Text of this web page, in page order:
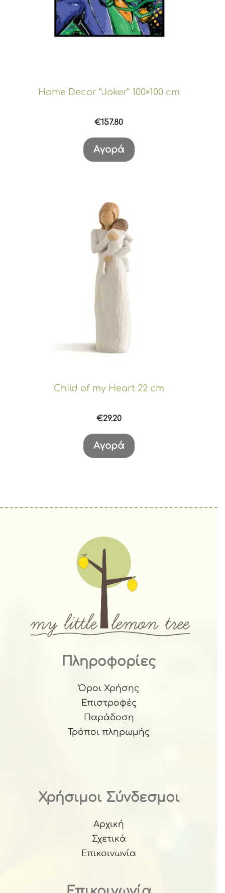
Home Decor “Joker” 100×100 cm
€157.80
Αγορά
Child of my Heart 22 cm
€29.20
Αγορά
Πληροφορίες
Όροι Χρήσης
Επιστροφές
Παράδοση
Τρόποι πληρωμής
Χρήσιμοι Σύνδεσμοι
Αρχική
Σχετικά
Επικοινωνία